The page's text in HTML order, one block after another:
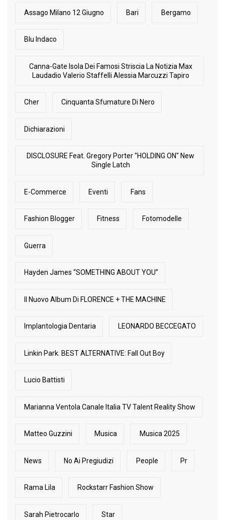
Assago Milano 12 Giugno Bari Bergamo
Blu Indaco
Canna-Gate Isola Dei Famosi Striscia La Notizia Max
Laudadio Valerio Staffelli Alessia Marcuzzi Tapiro
Cher Cinquanta Sfumature Di Nero
Dichiarazioni
DISCLOSURE Feat. Gregory Porter "HOLDING ON" New
Single Latch
E-Commerce Eventi Fans
Fashion Blogger Fitness Fotomodelle
Guerra
Hayden James “SOMETHING ABOUT YOU”
Il Nuovo Album Di FLORENCE + THE MACHINE
Implantologia Dentaria LEONARDO BECCEGATO
Linkin Park. BEST ALTERNATIVE: Fall Out Boy
Lucio Battisti
Marianna Ventola Canale Italia TV Talent Reality Show
Matteo Guzzini Musica Musica 2025
News No Ai Pregiudizi People Pr
Rama Lila Rockstarr Fashion Show
Sarah Pietrocarlo Star